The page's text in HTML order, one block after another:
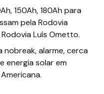
150Ah, 180Ah para
pela Rodovia
Luís Ometto.
nobreak, alarme, cerca
energia solar em